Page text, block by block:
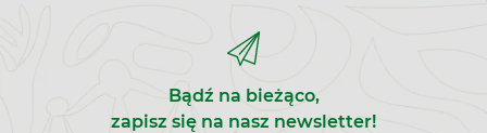
Bądź na bieżąco,
zapisz się na nasz newsletter!